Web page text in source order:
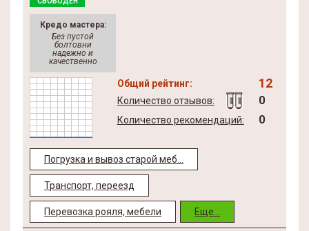
Кредо мастера:
Без пустой
болтовни
надежно и
качественно
Общий рейтинг: 12
Количество отзывов: 0
Количество рекомендаций: 0
Погрузка и вывоз старой меб...
Транспорт, переезд
Перевозка рояля, мебели Еще...